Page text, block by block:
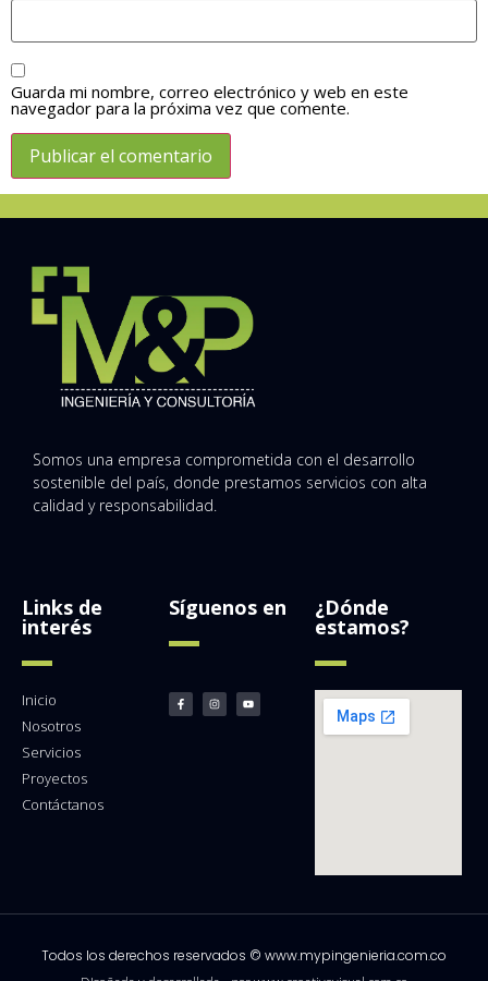
Guarda mi nombre, correo electrónico y web en este
navegador para la próxima vez que comente.
Somos una empresa comprometida con el desarrollo
sostenible del país, donde prestamos servicios con alta
calidad y responsabilidad.
Links de
interés
Inicio
Nosotros
Servicios
Proyectos
Contáctanos
Síguenos en ¿Dónde
estamos?
Todos los derechos reservados © www.mypingenieria.com.co